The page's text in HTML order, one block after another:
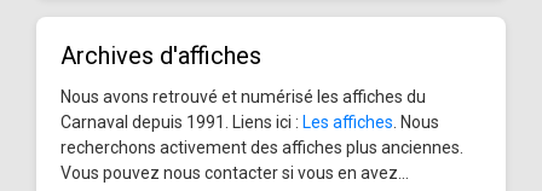
Archives d'affiches
Nous avons retrouvé et numérisé les affiches du
Carnaval depuis 1991. Liens ici : Les affiches . Nous
recherchons activement des affiches plus anciennes.
Vous pouvez nous contacter si vous en avez...